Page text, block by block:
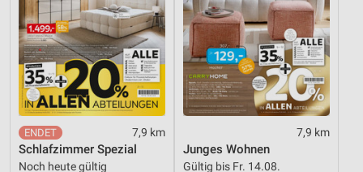
7,9 km
Schlafzimmer Spezial
Noch heute gültig
7,9 km
Junges Wohnen
Gültig bis Fr. 14.08.